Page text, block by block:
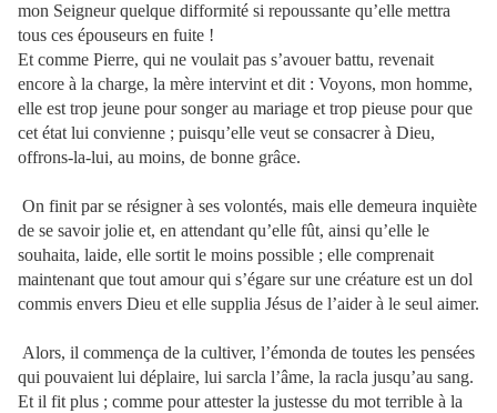
mon Seigneur quelque difformité si repoussante qu’elle mettra
tous ces épouseurs en fuite !
Et comme Pierre, qui ne voulait pas s’avouer battu, revenait
encore à la charge, la mère intervint et dit : Voyons, mon homme,
elle est trop jeune pour songer au mariage et trop pieuse pour que
cet état lui convienne ; puisqu’elle veut se consacrer à Dieu,
offrons-la-lui, au moins, de bonne grâce.
On finit par se résigner à ses volontés, mais elle demeura inquiète
de se savoir jolie et, en attendant qu’elle fût, ainsi qu’elle le
souhaita, laide, elle sortit le moins possible ; elle comprenait
maintenant que tout amour qui s’égare sur une créature est un dol
commis envers Dieu et elle supplia Jésus de l’aider à le seul aimer.
Alors, il commença de la cultiver, l’émonda de toutes les pensées
qui pouvaient lui déplaire, lui sarcla l’âme, la racla jusqu’au sang.
Et il fit plus ; comme pour attester la justesse du mot terrible à la